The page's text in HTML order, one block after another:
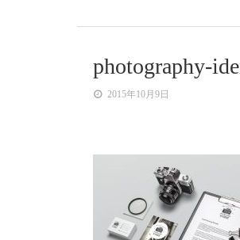
photography-
2015年10月9日